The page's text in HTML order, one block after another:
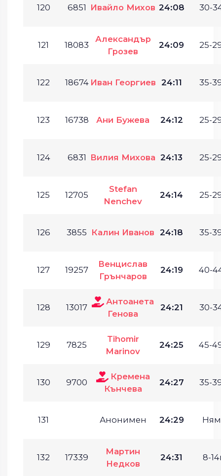
120 6851 Ивайло Михов 24:08 30-
121 18083
Александър
Грозев
24:09 25-
122 18674 Иван Георгиев 24:11 35-
123 16738 Ани Бужева 24:12 25-
124 6831 Вилия Михова 24:13 25-
125 12705
Stefan
Nenchev
24:14 25-
126 3855 Калин Иванов 24:18 35-
127 19257
Венцислав
Грънчаров
24:19 40-
128 13017
Антоанета
Генова
24:21 30-
129 7825
Tihomir
Marinov
24:25 45-
130 9700
Кремена
Кънчева
24:27 35-
131 Анонимен 24:29
132 17339
Мартин
Недков
24:31 8-